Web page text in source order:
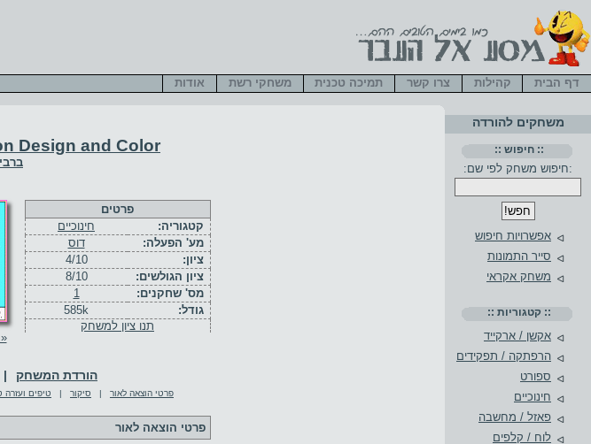
Design and Color
ברבי
פרטים
קטגוריה:
חינוכיים
מע' הפעלה:
דוס
ציון:
4/10
ציון הגולשים:
8/10
מס' שחקנים:
1
גודל:
585k
תנו ציון למשחק
הורדת המשחק |
פרטי הוצאה לאור | סיקור | טיפים ועזרה
פרטי הוצאה לאור
משחקים להורדה
:: חיפוש ::
:חיפוש משחק לפי שם:
אפשרויות חיפוש
סייר התמונות
משחק אקראי
:: קטגוריות ::
אקשן / ארקייד
הרפתקה / תפקידים
ספורט
חינוכיים
פאזל / מחשבה
לוח / קלפים
דף הבית קהילות צרו קשר תמיכה טכנית משחקי רשת אודות